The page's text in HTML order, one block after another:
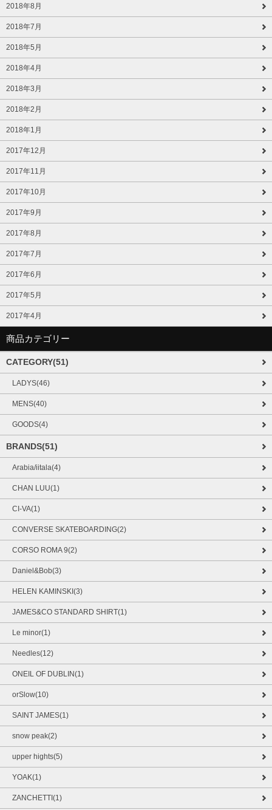
2018年8月
2018年7月
2018年5月
2018年4月
2018年3月
2018年2月
2018年1月
2017年12月
2017年11月
2017年10月
2017年9月
2017年8月
2017年7月
2017年6月
2017年5月
2017年4月
商品カテゴリー
CATEGORY(51)
LADYS(46)
MENS(40)
GOODS(4)
BRANDS(51)
Arabia/iitala(4)
CHAN LUU(1)
CI-VA(1)
CONVERSE SKATEBOARDING(2)
CORSO ROMA 9(2)
Daniel&Bob(3)
HELEN KAMINSKI(3)
JAMES&CO STANDARD SHIRT(1)
Le minor(1)
Needles(12)
ONEIL OF DUBLIN(1)
orSlow(10)
SAINT JAMES(1)
snow peak(2)
upper hights(5)
YOAK(1)
ZANCHETTI(1)